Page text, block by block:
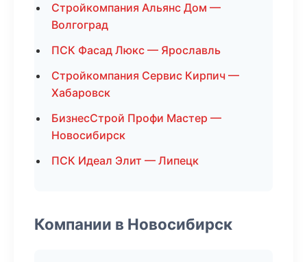
Стройкомпания Альянс Дом —
Волгоград
ПСК Фасад Люкс — Ярославль
Стройкомпания Сервис Кирпич —
Хабаровск
БизнесСтрой Профи Мастер —
Новосибирск
ПСК Идеал Элит — Липецк
Компании в Новосибирск